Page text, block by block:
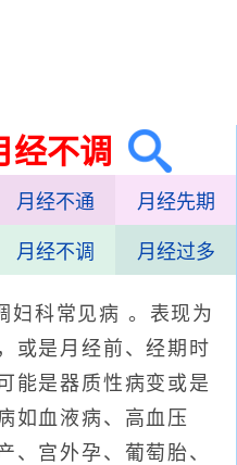
经不调
月经不通 月经先期
月经不调 月经过多
妇科常见病 。表现为
或是月经前、经期时
能是器质性病变或是
如血液病、高血压
、宫外孕、葡萄胎、